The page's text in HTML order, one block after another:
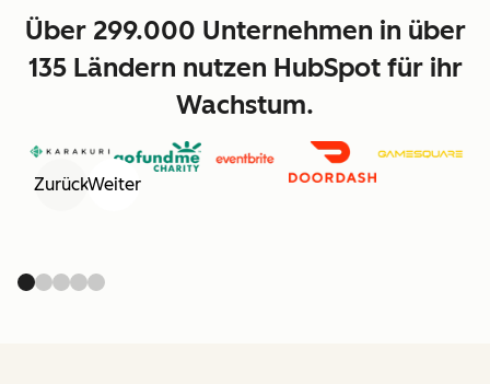
Über 299.000 Unternehmen in über
135 Ländern nutzen HubSpot für ihr
Wachstum.
ZurückWeiter